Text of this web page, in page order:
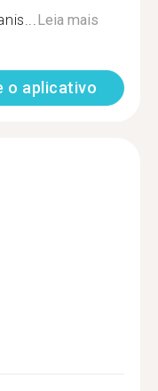
Leia mais
o aplicativo